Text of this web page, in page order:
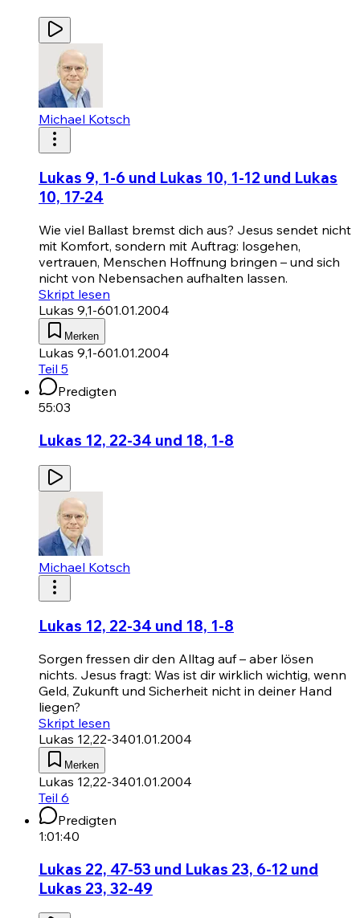
Michael Kotsch
Lukas 9, 1-6 und Lukas 10, 1-12 und Lukas
10, 17-24
Wie viel Ballast bremst dich aus? Jesus sendet nicht
mit Komfort, sondern mit Auftrag: losgehen,
vertrauen, Menschen Hoffnung bringen – und sich
nicht von Nebensachen aufhalten lassen.
Skript lesen
Lukas 9,1-601.01.2004
Merken
Lukas 9,1-601.01.2004
Teil 5
Predigten
55:03
Lukas 12, 22-34 und 18, 1-8
Michael Kotsch
Lukas 12, 22-34 und 18, 1-8
Sorgen fressen dir den Alltag auf – aber lösen
nichts. Jesus fragt: Was ist dir wirklich wichtig, wenn
Geld, Zukunft und Sicherheit nicht in deiner Hand
liegen?
Skript lesen
Lukas 12,22-3401.01.2004
Merken
Lukas 12,22-3401.01.2004
Teil 6
Predigten
1:01:40
Lukas 22, 47-53 und Lukas 23, 6-12 und
Lukas 23, 32-49